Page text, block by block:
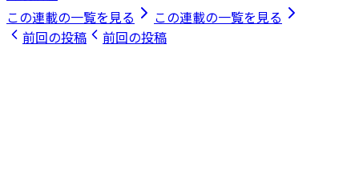
この連載の一覧を見る
この連載の一覧を見る
前回の投稿
前回の投稿